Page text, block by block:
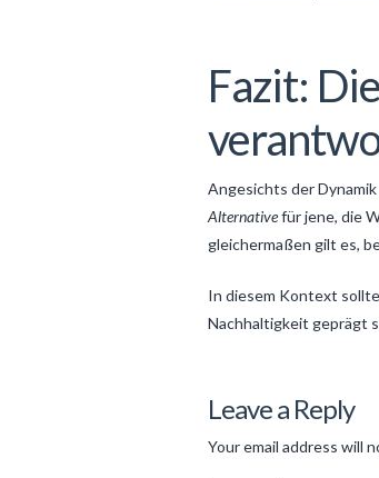
Fazit:
Angesichts der
Alternativefür jene, die
gleichermaßen gilt es,
In diesem Kontext
Nachhaltigkeit geprägt
Innovative
Alternativen
Leave a Reply
Your email address will